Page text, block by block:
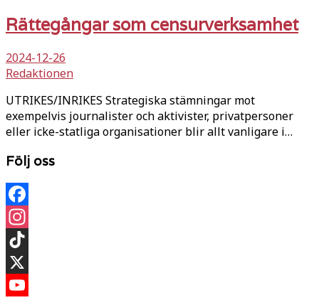
Rättegångar som censurverksamhet
2024-12-26
Redaktionen
UTRIKES/INRIKES Strategiska stämningar mot
exempelvis journalister och aktivister, privatpersoner
eller icke-statliga organisationer blir allt vanligare i…
Följ oss
Facebook
Instagram
TikTok
X